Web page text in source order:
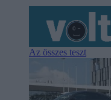
Az összes teszt